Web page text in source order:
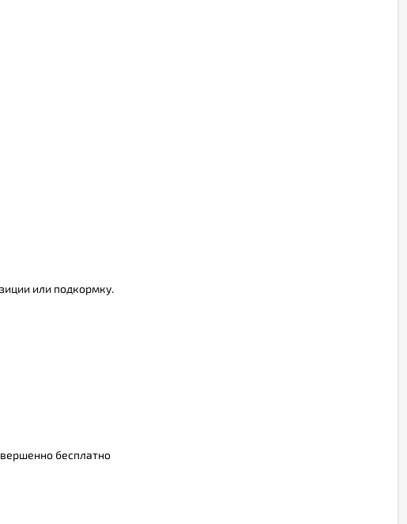
или подкормку.
бесплатно